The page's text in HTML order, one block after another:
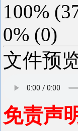
100% (
0% (0)
文件预
免责声